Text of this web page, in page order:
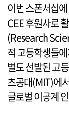
이번 스폰서십
CEE 후원사로
(Research
적 고등학생들
별도 선발된 고
츠공대(MIT)에
글로벌 이공계